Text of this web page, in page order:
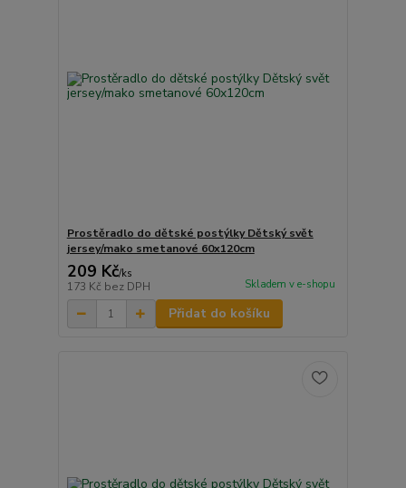
Prostěradlo do dětské postýlky Dětský svět
jersey/mako smetanové 60x120cm
209 Kč/ks
173 Kč bez DPH Skladem v e-shopu
Přidat do košíku